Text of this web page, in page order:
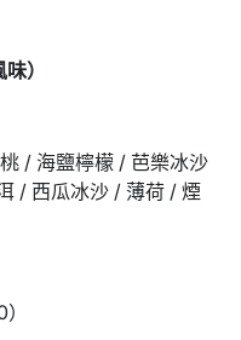
）
/ 海鹽檸檬 / 芭樂冰沙
/ 西瓜冰沙 / 薄荷 / 煙